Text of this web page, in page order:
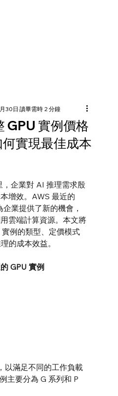
GPU 實例價格
實現最佳成本
30日 讀畢需時 2 分鐘
5 顆星）。
企業對 AI 推理需求殷
增效。AWS 最近的
業提供了新的機會，
雲端計算資源。本文將
例的類型、定價模式
的成本效益。
GPU 實例
以滿足不同的工作負載
主要分為 G 系列和 P